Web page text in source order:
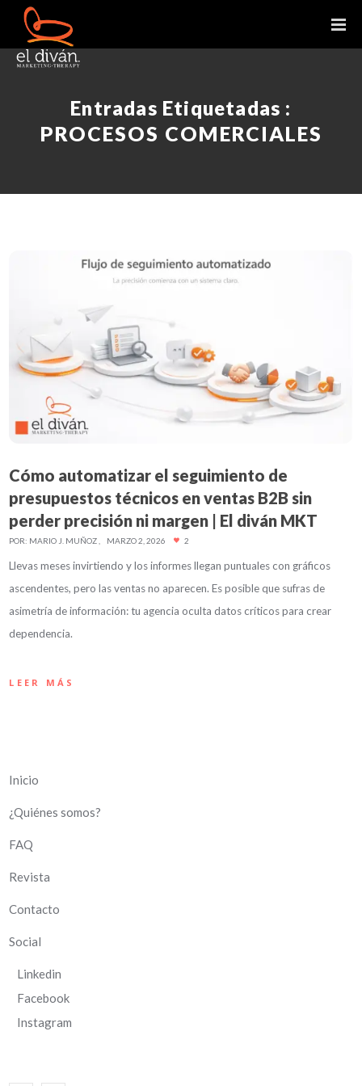
Entradas Etiquetadas :
PROCESOS COMERCIALES
Cómo automatizar el seguimiento de
presupuestos técnicos en ventas B2B sin
perder precisión ni margen | El diván MKT
POR: MARIO J. MUÑOZ MARZO 2, 2026 2
Llevas meses invirtiendo y los informes llegan puntuales con gráficos
ascendentes, pero las ventas no aparecen. Es posible que sufras de
asimetría de información: tu agencia oculta datos críticos para crear
dependencia.
LEER MÁS
Inicio
¿Quiénes somos?
FAQ
Revista
Contacto
Social
Linkedin
Facebook
Instagram